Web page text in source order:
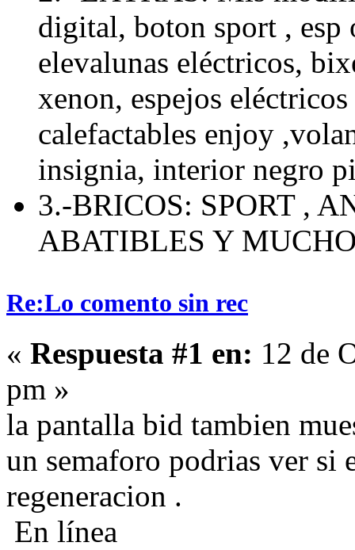
digital, boton sport , esp
elevalunas eléctricos,
xenon, espejos
calefactables enjoy
insignia, interior negro
3.-BRICOS: SPORT ,
ABATIBLES Y
Re:Lo comento sin rec
« Respuesta #1 en: 12 de
pm »
la pantalla bid tambien
un semaforo podrias ver si
regeneracion .
En línea